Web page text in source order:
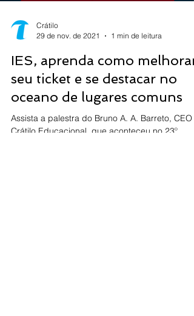
Crátilo
29 de nov. de 2021
1 min de leitura
IES, aprenda como melhorar
seu ticket e se destacar no
oceano de lugares comuns
Assista a palestra do Bruno A. A. Barreto, CEO
Crátilo Educacional, que aconteceu no 23º